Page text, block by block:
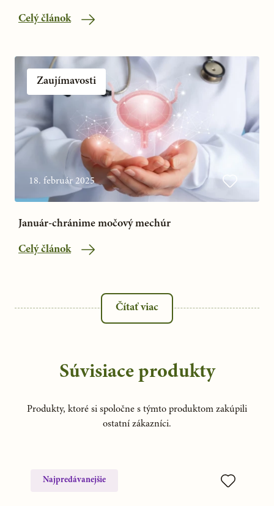
Celý článok
Zaujímavosti
18. február 2025
Január-chránime močový mechúr
Celý článok
Čítať viac
Súvisiace produkty
Produkty, ktoré si spoločne s týmto produktom zakúpili
ostatní zákazníci.
Najpredávanejšie